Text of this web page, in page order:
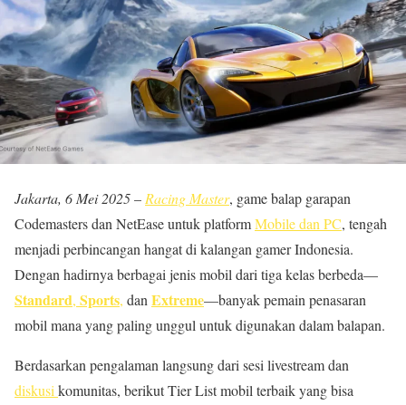
Jakarta, 6 Mei 2025– Racing Master, game balap garapan
Codemasters dan NetEase untuk platformMobile dan PC, tengah
menjadi perbincangan hangat di kalangan gamer Indonesia.
Dengan hadirnya berbagai jenis mobil dari tiga kelas berbeda—
Standard, Sports, dan Extreme—banyak pemain penasaran
mobil mana yang paling unggul untuk digunakan dalam balapan.
Berdasarkan pengalaman langsung dari sesi livestream dan
diskusi komunitas, berikut Tier List mobil terbaik yang bisa